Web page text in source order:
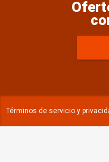
Términos de servicio y